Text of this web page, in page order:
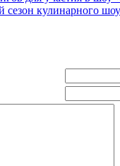
сезон кулинарного